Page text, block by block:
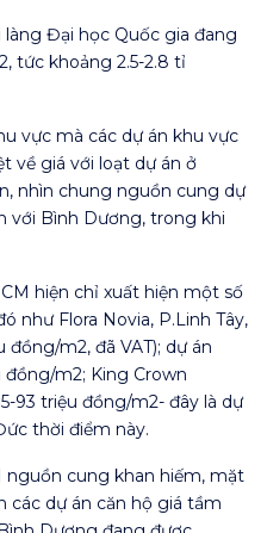
làng Đại học Quốc gia đang
tức khoảng 2.5-2.8 tỉ
vực mà các dự án khu vực
về giá với loạt dự án ở
nhìn chung nguồn cung dự
với Bình Dương, trong khi
hiện chỉ xuất hiện một số
như Flora Novia, P.Linh Tây,
đồng/m2, đã VAT); dự án
đồng/m2; King Crown
93 triệu đồng/m2- đây là dự
thời điểm này.
nguồn cung khan hiếm, mặt
các dự án căn hộ giá tầm